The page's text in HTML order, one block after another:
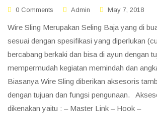
0 Comments Admin May 7, 2018
Wire Sling Merupakan Seling Baja yang di
sesuai dengan spesifikasi yang diperlukan
bercabang berkaki dan bisa di ayun dengan
mempermudah kegiatan memindah dan
Biasanya Wire Sling diberikan aksesoris
dengan tujuan dan fungsi pengunaan.
dikenakan yaitu : – Master Link – Hook –